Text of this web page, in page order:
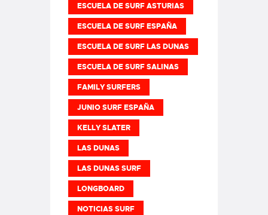
ESCUELA DE SURF ASTURIAS
ESCUELA DE SURF ESPAÑA
ESCUELA DE SURF LAS DUNAS
ESCUELA DE SURF SALINAS
FAMILY SURFERS
JUNIO SURF ESPAÑA
KELLY SLATER
LAS DUNAS
LAS DUNAS SURF
LONGBOARD
NOTICIAS SURF